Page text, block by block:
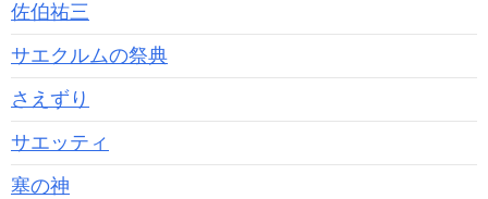
佐伯祐三
サエクルムの祭典
さえずり
サエッティ
塞の神